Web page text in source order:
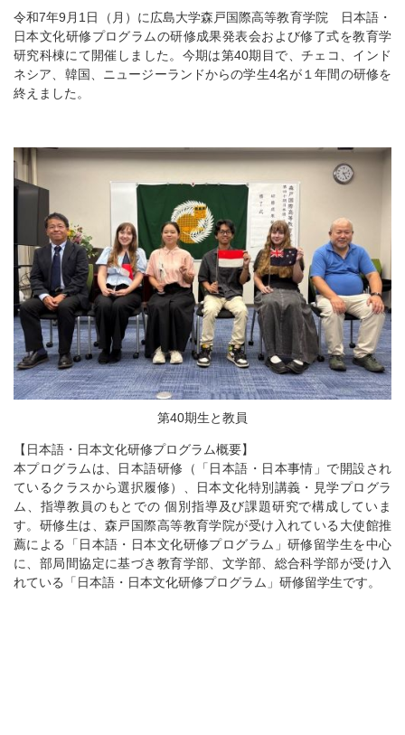
令和7年9月1日（月）に広島大学森戸国際高等教育学院 日本語・
日本文化研修プログラムの研修成果発表会および修了式を教育学
研究科棟にて開催しました。今期は第40期目で、チェコ、インド
ネシア、韓国、ニュージーランドからの学生4名が１年間の研修を
終えました。
第40期生と教員
【日本語・日本文化研修プログラム概要】
本プログラムは、日本語研修（「日本語・日本事情」で開設され
ているクラスから選択履修）、日本文化特別講義・見学プログラ
ム、指導教員のもとでの 個別指導及び課題研究で構成していま
す。研修生は、森戸国際高等教育学院が受け入れている大使館推
薦による「日本語・日本文化研修プログラム」研修留学生を中心
に、部局間協定に基づき教育学部、文学部、総合科学部が受け入
れている「日本語・日本文化研修プログラム」研修留学生です。